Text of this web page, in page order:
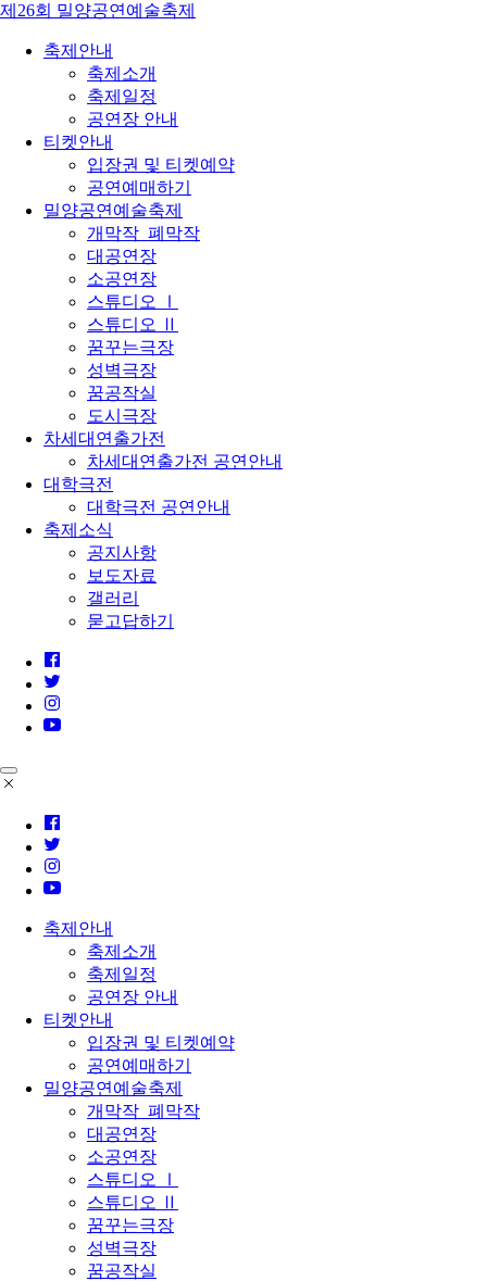
제26회 밀양공연예술축제
축제안내
축제소개
축제일정
공연장 안내
티켓안내
입장권 및 티켓예약
공연예매하기
밀양공연예술축제
개막작_폐막작
대공연장
소공연장
스튜디오 Ⅰ
스튜디오 Ⅱ
꿈꾸는극장
성벽극장
꿈공작실
도시극장
차세대연출가전
차세대연출가전 공연안내
대학극전
대학극전 공연안내
축제소식
공지사항
보도자료
갤러리
묻고답하기
축제안내
축제소개
축제일정
공연장 안내
티켓안내
입장권 및 티켓예약
공연예매하기
밀양공연예술축제
개막작_폐막작
대공연장
소공연장
스튜디오 Ⅰ
스튜디오 Ⅱ
꿈꾸는극장
성벽극장
꿈공작실